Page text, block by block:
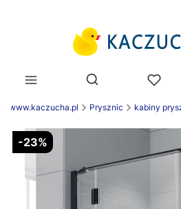
Otwórz
www.kaczucha.pl Prysznic kabiny
-23%